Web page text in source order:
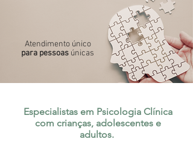
Atendimento único
para pessoas únicas
Especialistas em Psicologia Clínica
com crianças, adolescentes e
adultos.